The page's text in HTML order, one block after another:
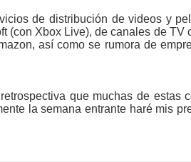
de distribución de videos y
(con Xbox Live), de canales de TV
así como se rumora de
que muchas de estas
la semana entrante haré mis